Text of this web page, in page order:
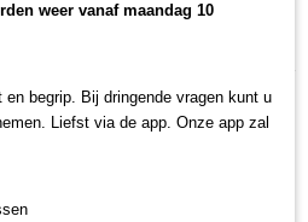
>Speciaal voor
vrouw
weer vanaf maandag 10
begrip. Bij dringende vragen kunt u
Liefst via de app. Onze app zal